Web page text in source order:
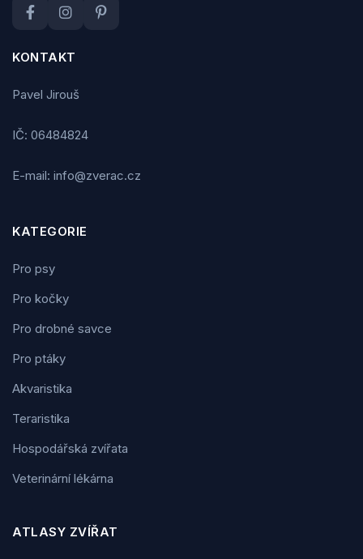
KONTAKT
Pavel Jirouš
IČ: 06484824
E-mail: info@zverac.cz
KATEGORIE
Pro psy
Pro kočky
Pro drobné savce
Pro ptáky
Akvaristika
Teraristika
Hospodářská zvířata
Veterinární lékárna
ATLASY ZVÍŘAT